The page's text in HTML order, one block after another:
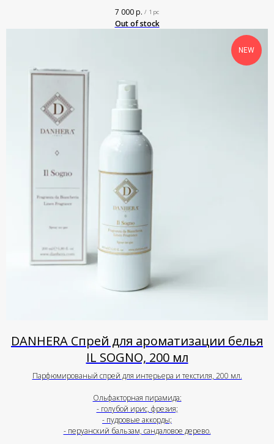
7 000р. / 1 pc
Out of stock
NEW
DANHERA Спрей для ароматизации белья
IL SOGNO, 200 мл
Парфюмированый спрей для интерьера и текстиля, 200 мл.
Ольфакторная пирамида:
- голубой ирис, фрезия;
- пудровые аккорды;
- перуанский бальзам, сандаловое дерево.